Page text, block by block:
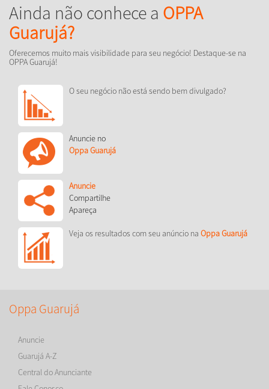
Ainda não conhece a OPPA
Guarujá?
Oferecemos muito mais visibilidade para seu negócio! Destaque-se na
OPPA Guarujá!
O seu negócio não está sendo bem divulgado?
Anuncie no
Oppa Guarujá
Anuncie
Compartilhe
Apareça
Veja os resultados com seu anúncio na Oppa Guarujá
Oppa Guarujá
Anuncie
Guarujá A-Z
Central do Anunciante